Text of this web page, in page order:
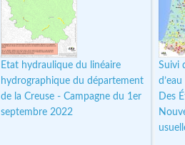
Etat hydraulique du linéaire
hydrographique du département
de la Creuse - Campagne du 1er
septembre 2022
Suivi
Des